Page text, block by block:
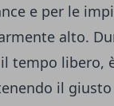
e per le
alto.
tempo libero,
il